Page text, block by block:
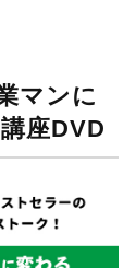
マンに
座DVD